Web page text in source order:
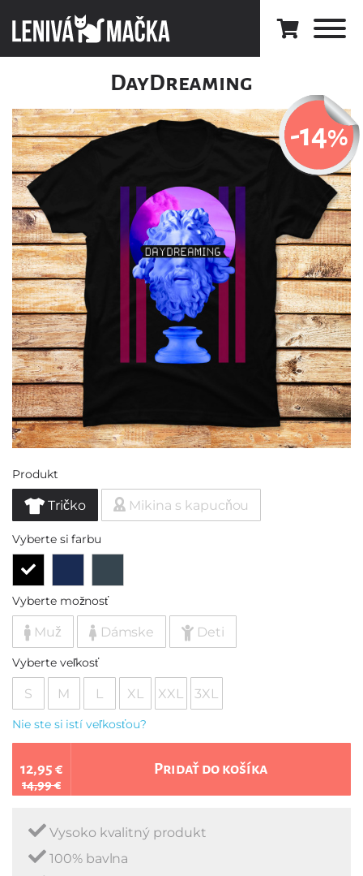
DayDreaming
-14%
Produkt
Tričko Mikina s kapucňou
Vyberte si farbu
Vyberte možnosť
Muž Dámske Deti
Vyberte veľkosť
S M L XL XXL 3XL
Nie ste si istí veľkosťou?
12,95 €
14,99 €
Pridať do košíka
Vysoko kvalitný produkt
100% bavlna